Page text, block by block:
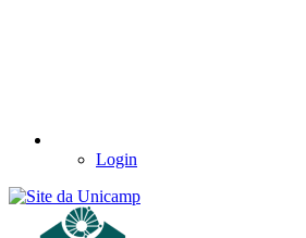
Login